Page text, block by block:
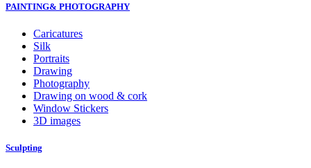
PAINTING& PHOTOGRAPHY
Caricatures
Silk
Portraits
Drawing
Photography
Drawing on wood & cork
Window Stickers
3D images
Sculpting